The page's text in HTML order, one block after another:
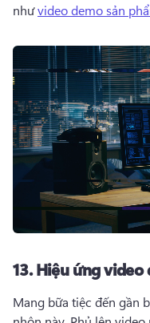
như video demo sản
13.Hiệu ứng video
Mang bữa tiệc đến gần